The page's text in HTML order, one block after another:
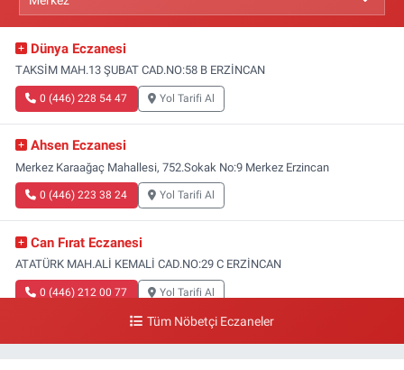
Dünya Eczanesi
TAKSİM MAH.13 ŞUBAT CAD.NO:58 B ERZİNCAN
0 (446) 228 54 47 Yol Tarifi Al
Ahsen Eczanesi
Merkez Karaağaç Mahallesi, 752.Sokak No:9 Merkez Erzincan
0 (446) 223 38 24 Yol Tarifi Al
Can Fırat Eczanesi
ATATÜRK MAH.ALİ KEMALİ CAD.NO:29 C ERZİNCAN
0 (446) 212 00 77 Yol Tarifi Al
Tüm Nöbetçi Eczaneler